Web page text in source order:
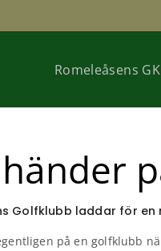
Romeleåsens GK
Golfklubb laddar för en
på en golfklubb